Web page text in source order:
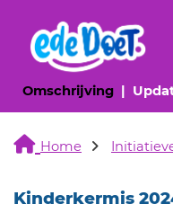
Omschrijving(huidige
Home
Kinderkermis